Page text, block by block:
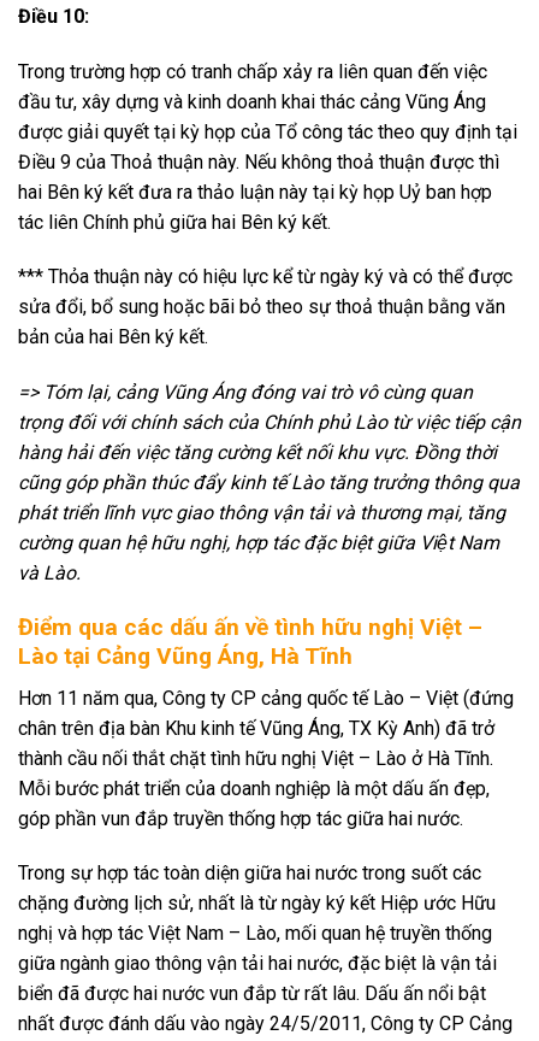
Điều 10:
Trong trường hợp có tranh chấp xảy ra liên quan đến việc
đầu tư, xây dựng và kinh doanh khai thác cảng Vũng Áng
được giải quyết tại kỳ họp của Tổ công tác theo quy định tại
Điều 9 của Thoả thuận này. Nếu không thoả thuận được thì
hai Bên ký kết đưa ra thảo luận này tại kỳ họp Uỷ ban hợp
tác liên Chính phủ giữa hai Bên ký kết.
*** Thỏa thuận này có hiệu lực kể từ ngày ký và có thể được
sửa đổi, bổ sung hoặc bãi bỏ theo sự thoả thuận bằng văn
bản của hai Bên ký kết.
=> Tóm lại, cảng Vũng Áng đóng vai trò vô cùng quan
trọng đối với chính sách của Chính phủ Lào từ việc tiếp cận
hàng hải đến việc tăng cường kết nối khu vực. Đồng thời
cũng góp phần thúc đẩy kinh tế Lào tăng trưởng thông qua
phát triển lĩnh vực giao thông vận tải và thương mại, tăng
cường quan hệ hữu nghị, hợp tác đặc biệt giữa Việt Nam
và Lào.
Điểm qua các dấu ấn về tình hữu nghị Việt –
Lào tại Cảng Vũng Áng, Hà Tĩnh
Hơn 11 năm qua, Công ty CP cảng quốc tế Lào – Việt (đứng
chân trên địa bàn Khu kinh tế Vũng Áng, TX Kỳ Anh) đã trở
thành cầu nối thắt chặt tình hữu nghị Việt – Lào ở Hà Tĩnh.
Mỗi bước phát triển của doanh nghiệp là một dấu ấn đẹp,
góp phần vun đắp truyền thống hợp tác giữa hai nước.
Trong sự hợp tác toàn diện giữa hai nước trong suốt các
chặng đường lịch sử, nhất là từ ngày ký kết Hiệp ước Hữu
nghị và hợp tác Việt Nam – Lào, mối quan hệ truyền thống
giữa ngành giao thông vận tải hai nước, đặc biệt là vận tải
biển đã được hai nước vun đắp từ rất lâu. Dấu ấn nổi bật
nhất được đánh dấu vào ngày 24/5/2011, Công ty CP Cảng